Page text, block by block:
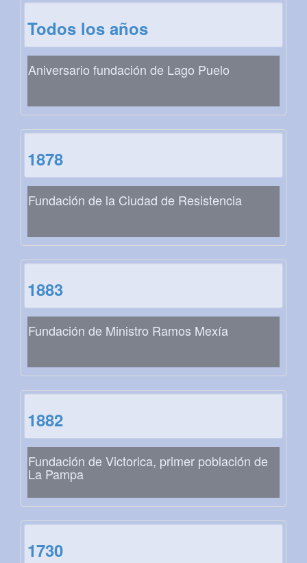
Todos los años
Aniversario fundación de Lago Puelo
1878
Fundación de la Ciudad de Resistencia
1883
Fundación de Ministro Ramos Mexía
1882
Fundación de Victorica, primer población de
La Pampa
1730